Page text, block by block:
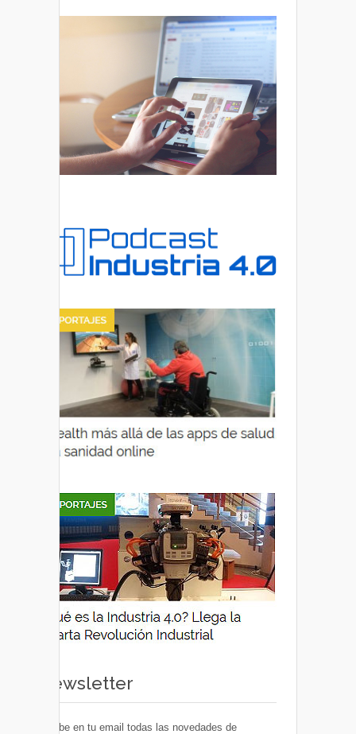
Newsletter
Recibe en tu email todas las novedades de